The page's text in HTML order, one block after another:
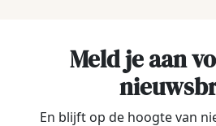
Meld je aan
En blijft op de hoogte van